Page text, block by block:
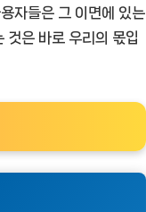
자들은 그 이면에 있는
은 바로 우리의 몫입